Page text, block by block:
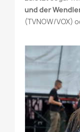
und der
(TVNOW/VOX)